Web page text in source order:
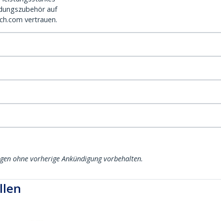
auf
vertrauen.
ohne vorherige Ankündigung vorbehalten.